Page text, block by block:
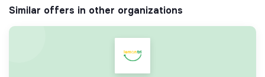
Similar offers in other organizations